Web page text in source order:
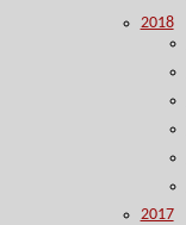
2018
2017